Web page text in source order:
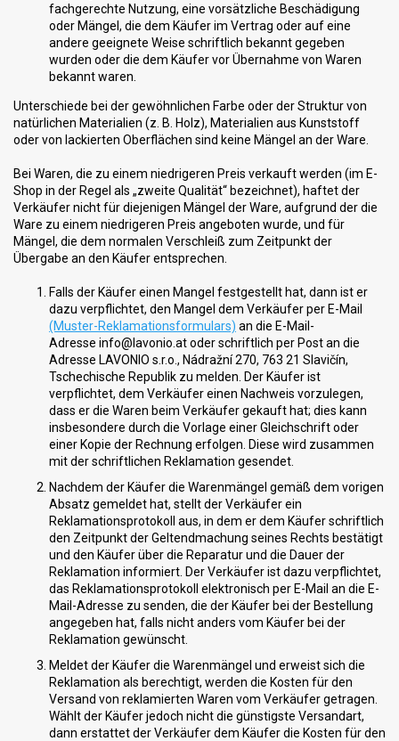
fachgerechte Nutzung, eine vorsätzliche Beschädigung
oder Mängel, die dem Käufer im Vertrag oder auf eine
andere geeignete Weise schriftlich bekannt gegeben
wurden oder die dem Käufer vor Übernahme von Waren
bekannt waren.
Unterschiede bei der gewöhnlichen Farbe oder der Struktur von
natürlichen Materialien (z. B. Holz), Materialien aus Kunststoff
oder von lackierten Oberflächen sind keine Mängel an der Ware.
Bei Waren, die zu einem niedrigeren Preis verkauft werden (im E-
Shop in der Regel als „zweite Qualität“ bezeichnet), haftet der
Verkäufer nicht für diejenigen Mängel der Ware, aufgrund der die
Ware zu einem niedrigeren Preis angeboten wurde, und für
Mängel, die dem normalen Verschleiß zum Zeitpunkt der
Übergabe an den Käufer entsprechen.
Falls der Käufer einen Mangel festgestellt hat, dann ist er
dazu verpflichtet, den Mangel dem Verkäufer per E-Mail
(Muster-Reklamationsformulars) an die E-Mail-
Adresse info@lavonio.at oder schriftlich per Post an die
Adresse LAVONIO s.r.o., Nádražní 270, 763 21 Slavičín,
Tschechische Republik zu melden. Der Käufer ist
verpflichtet, dem Verkäufer einen Nachweis vorzulegen,
dass er die Waren beim Verkäufer gekauft hat; dies kann
insbesondere durch die Vorlage einer Gleichschrift oder
einer Kopie der Rechnung erfolgen. Diese wird zusammen
mit der schriftlichen Reklamation gesendet.
Nachdem der Käufer die Warenmängel gemäß dem vorigen
Absatz gemeldet hat, stellt der Verkäufer ein
Reklamationsprotokoll aus, in dem er dem Käufer schriftlich
den Zeitpunkt der Geltendmachung seines Rechts bestätigt
und den Käufer über die Reparatur und die Dauer der
Reklamation informiert. Der Verkäufer ist dazu verpflichtet,
das Reklamationsprotokoll elektronisch per E-Mail an die E-
Mail-Adresse zu senden, die der Käufer bei der Bestellung
angegeben hat, falls nicht anders vom Käufer bei der
Reklamation gewünscht.
Meldet der Käufer die Warenmängel und erweist sich die
Reklamation als berechtigt, werden die Kosten für den
Versand von reklamierten Waren vom Verkäufer getragen.
Wählt der Käufer jedoch nicht die günstigste Versandart,
dann erstattet der Verkäufer dem Käufer die Kosten für den